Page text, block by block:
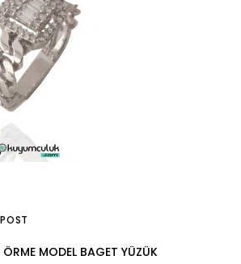
ÖRME MODEL BAGET YÜZÜK